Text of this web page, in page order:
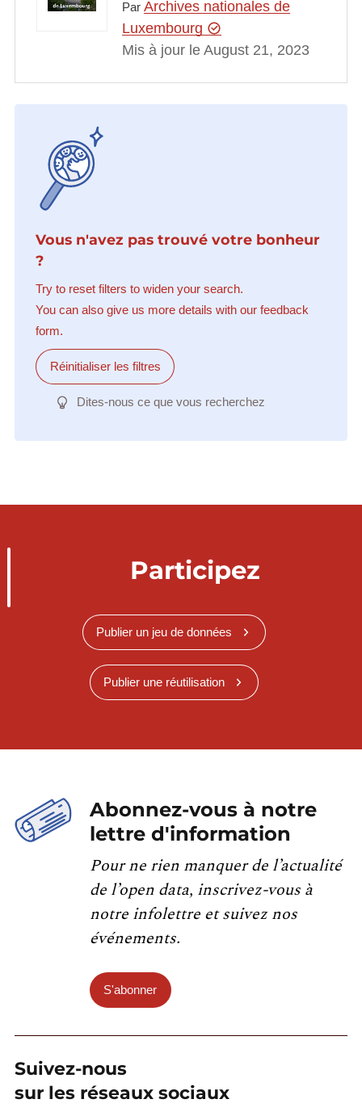
Par Archives nationales de
Luxembourg
Mis à jour le August 21, 2023
Vous n'avez pas trouvé votre bonheur
?
Try to reset filters to widen your search.
You can also give us more details with our feedback
form.
Réinitialiser les filtres
Dites-nous ce que vous recherchez
Participez
Publier un jeu de données
Publier une réutilisation
Abonnez-vous à notre
lettre d'information
Pour ne rien manquer de l’actualité
de l’open data, inscrivez-vous à
notre infolettre et suivez nos
événements.
S'abonner
Suivez-nous
sur les réseaux sociaux